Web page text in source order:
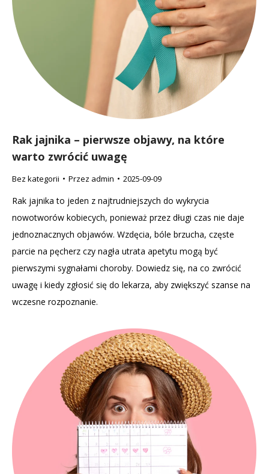
Rak jajnika – pierwsze objawy, na które
warto zwrócić uwagę
Bez kategorii Przez admin 2025-09-09
Rak jajnika to jeden z najtrudniejszych do wykrycia
nowotworów kobiecych, ponieważ przez długi czas nie daje
jednoznacznych objawów. Wzdęcia, bóle brzucha, częste
parcie na pęcherz czy nagła utrata apetytu mogą być
pierwszymi sygnałami choroby. Dowiedz się, na co zwrócić
uwagę i kiedy zgłosić się do lekarza, aby zwiększyć szanse na
wczesne rozpoznanie.